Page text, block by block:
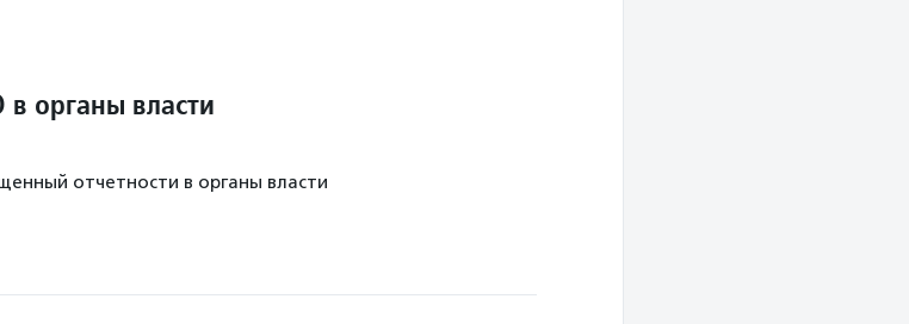
органы власти
отчетности в органы власти